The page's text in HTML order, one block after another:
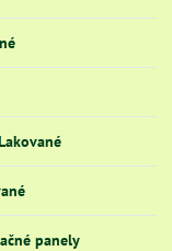
panely